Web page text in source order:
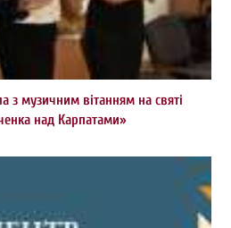
з музичним вітанням на святі
над Карпатами»